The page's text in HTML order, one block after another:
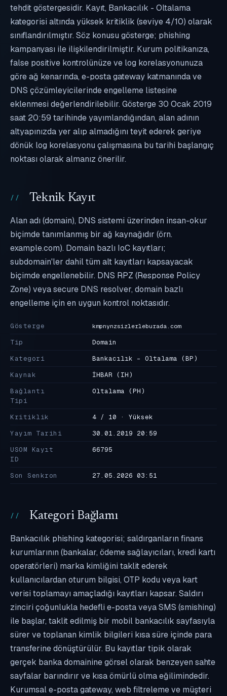
tehdit göstergesidir. Kayıt, Bankacılık - Oltalama
kategorisi altında yüksek kritiklik (seviye 4/10) olarak
sınıflandırılmıştır. Söz konusu gösterge; phishing
kampanyası ile ilişkilendirilmiştir. Kurum politikanıza,
false positive kontrolünüze ve log korelasyonunuza
göre ağ kenarında, e-posta gateway katmanında ve
DNS çözümleyicilerinde engelleme listesine
eklenmesi değerlendirilebilir. Gösterge 30 Ocak 2019
saat 20:59 tarihinde yayımlandığından, alan adının
altyapınızda yer alıp almadığını teyit ederek geriye
dönük log korelasyonu çalışmasına bu tarihi başlangıç
noktası olarak almanız önerilir.
Teknik Kayıt
Alan adı (domain), DNS sistemi üzerinden insan-okur
biçimde tanımlanmış bir ağ kaynağıdır (örn.
example.com). Domain bazlı IoC kayıtları;
subdomain'ler dahil tüm alt kayıtları kapsayacak
biçimde engellenebilir. DNS RPZ (Response Policy
Zone) veya secure DNS resolver, domain bazlı
engelleme için en uygun kontrol noktasıdır.
Gösterge kmpnynzsizlerleburada.com
Tip
Domain
Kategori
Bankacılık - Oltalama (BP)
Kaynak
İHBAR (IH)
Bağlantı
Tipi
Oltalama (PH)
Kritiklik
4 / 10 · Yüksek
Yayım Tarihi
30.01.2019 20:59
USOM Kayıt
ID
66795
Son Senkron 27.05.2026 03:51
Kategori Bağlamı
Bankacılık phishing kategorisi; saldırganların finans
kurumlarının (bankalar, ödeme sağlayıcıları, kredi kartı
operatörleri) marka kimliğini taklit ederek
kullanıcılardan oturum bilgisi, OTP kodu veya kart
verisi toplamayı amaçladığı kayıtları kapsar. Saldırı
zinciri çoğunlukla hedefli e-posta veya SMS (smishing)
ile başlar, taklit edilmiş bir mobil bankacılık sayfasıyla
sürer ve toplanan kimlik bilgileri kısa süre içinde para
transferine dönüştürülür. Bu kayıtlar tipik olarak
gerçek banka domainine görsel olarak benzeyen sahte
sayfalar barındırır ve kısa ömürlü olma eğilimindedir.
Kurumsal e-posta gateway, web filtreleme ve müşteri